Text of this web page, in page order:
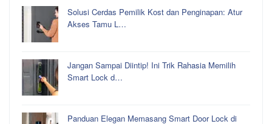
Solusi Cerdas Pemilik Kost dan Penginapan: Atur
Akses Tamu L…
Jangan Sampai Diintip! Ini Trik Rahasia Memilih
Smart Lock d…
Panduan Elegan Memasang Smart Door Lock di